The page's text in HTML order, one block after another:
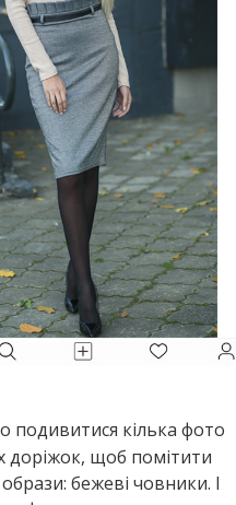
подивитися кілька фото
доріжок, щоб помітити
бежеві човники. І